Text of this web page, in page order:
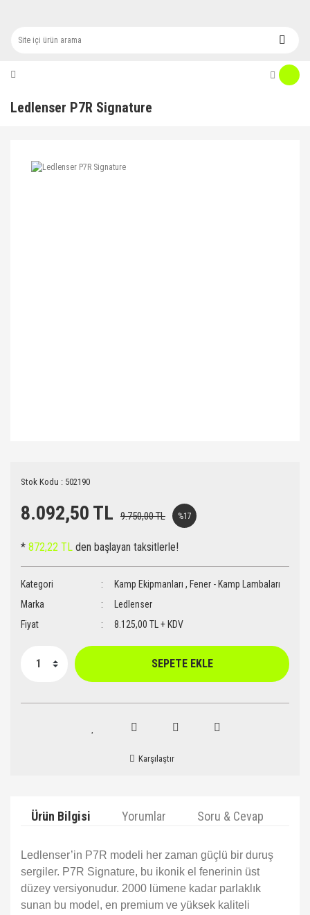
Ledlenser P7R Signature
Stok Kodu : 502190
8.092,50 TL 9.750,00 TL %17
* 872,22 TL den başlayan taksitlerle!
Kategori Kamp Ekipmanları , Fener - Kamp Lambaları
Marka
Ledlenser
Fiyat
8.125,00 TL + KDV
SEPETE EKLE
Karşılaştır
Ürün Bilgisi Yorumlar Soru & Cevap
Ledlenser’in P7R modeli her zaman güçlü bir duruş
sergiler. P7R Signature, bu ikonik el fenerinin üst
düzey versiyonudur. 2000 lümene kadar parlaklık
sunan bu model, en premium ve yüksek kaliteli